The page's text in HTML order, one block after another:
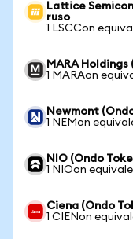
Lattice
ruso
1 LSCCon
MARA
1 MARAon
Newmont
1 NEMon
NIO (Ondo
1 NIOon
Ciena (Ondo
1 CIENon